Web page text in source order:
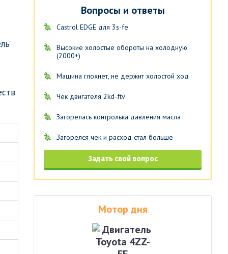
Вопросы и ответы
Castrol EDGE для 3s-fe
Высокие холостые обороты на холодную
(2000+)
Машина глохнет, не держит холостой ход
Чек двигателя 2kd-ftv
Загорелась контролька давления масла
Загорелся чек и расход стал больше
Задать свой вопрос
Мотор дня